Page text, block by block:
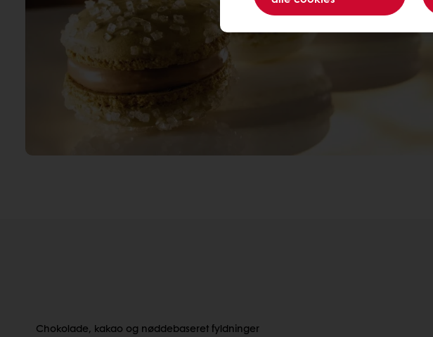
Chokolade, kakao og nøddebaseret fyldninger